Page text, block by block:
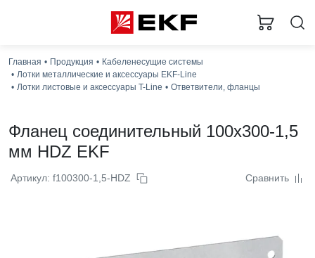
Главная Продукция
Кабеленесущие системы
Лотки металлические и аксессуары EKF-Line
Лотки листовые и аксессуары T-Line
Ответвители, фланцы
Фланец соединительный 100x300-1,5
мм HDZ EKF
Артикул: f100300-1,5-HDZ Сравнить